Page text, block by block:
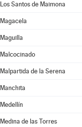
Los Santos de Maimona
Magacela
Maguilla
Malcocinado
Malpartida de la Serena
Manchita
Medellín
Medina de las Torres